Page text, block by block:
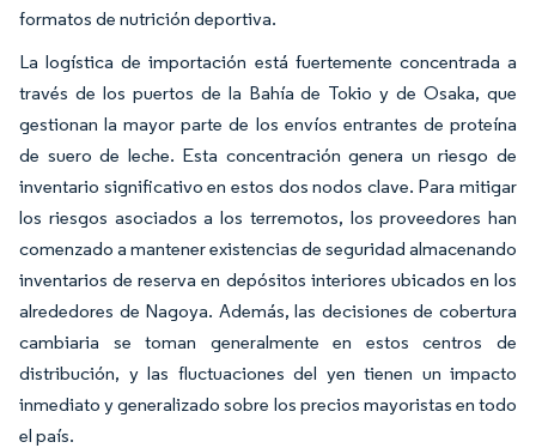
formatos de nutrición deportiva.
La logística de importación está fuertemente concentrada a
través de los puertos de la Bahía de Tokio y de Osaka, que
gestionan la mayor parte de los envíos entrantes de proteína
de suero de leche. Esta concentración genera un riesgo de
inventario significativo en estos dos nodos clave. Para mitigar
los riesgos asociados a los terremotos, los proveedores han
comenzado a mantener existencias de seguridad almacenando
inventarios de reserva en depósitos interiores ubicados en los
alrededores de Nagoya. Además, las decisiones de cobertura
cambiaria se toman generalmente en estos centros de
distribución, y las fluctuaciones del yen tienen un impacto
inmediato y generalizado sobre los precios mayoristas en todo
el país.